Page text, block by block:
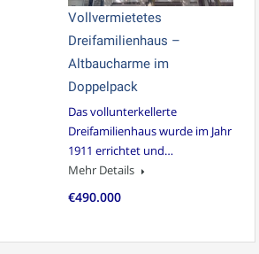
Vollvermietetes
Dreifamilienhaus –
Altbaucharme im
Doppelpack
Das vollunterkellerte
Dreifamilienhaus wurde im Jahr
1911 errichtet und…
Mehr Details
€490.000